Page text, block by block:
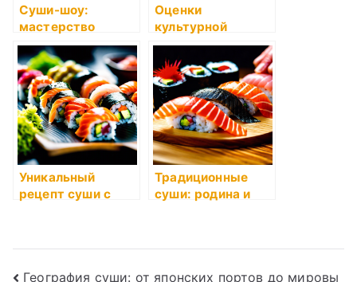
Суши-шоу:
мастерство
приготовления на
глазах у гостей
Оценки
культурной
значимости суши
в Японии и за
рубежом
Уникальный
рецепт суши с
Традиционные
суши: родина и
География суши: от японских портов до мировы